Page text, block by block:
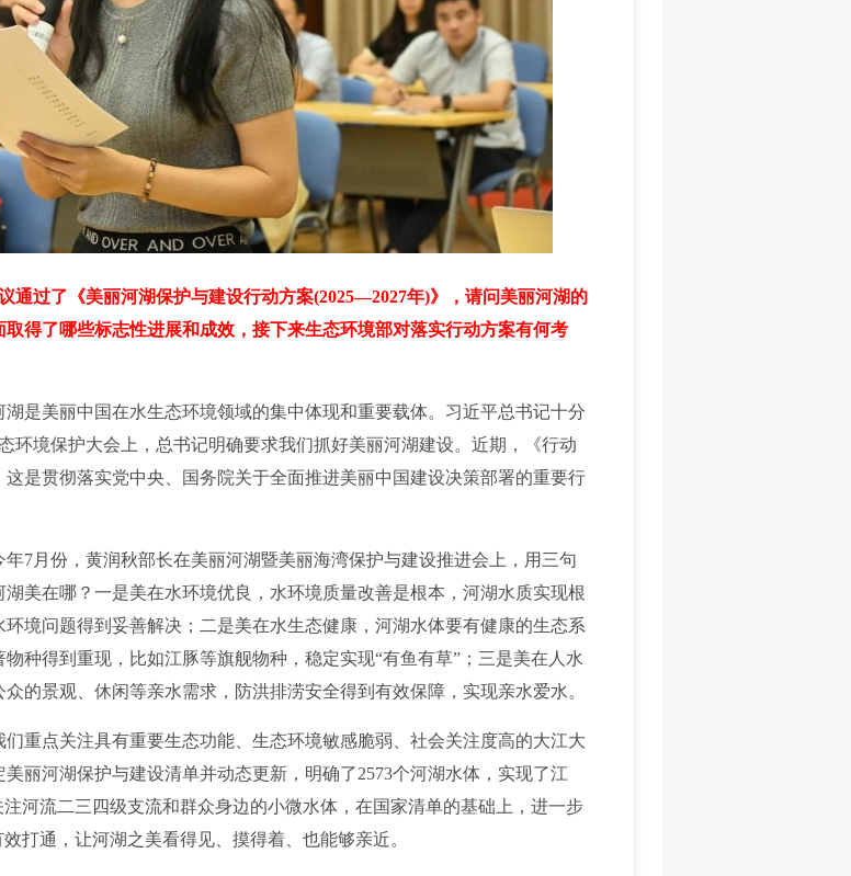
通过了《美丽河湖保护与建设行动方案(2025—2027年)》，请问美丽河湖的
得了哪些标志性进展和成效，接下来生态环境部对落实行动方案有何考
是美丽中国在水生态环境领域的集中体现和重要载体。习近平总书记十分
环境保护大会上，总书记明确要求我们抓好美丽河湖建设。近期，《行动
是贯彻落实党中央、国务院关于全面推进美丽中国建设决策部署的重要行
月份，黄润秋部长在美丽河湖暨美丽海湾保护与建设推进会上，用三句
美在哪？一是美在水环境优良，水环境质量改善是根本，河湖水质实现根
境问题得到妥善解决；二是美在水生态健康，河湖水体要有健康的生态系
种得到重现，比如江豚等旗舰物种，稳定实现“有鱼有草”；三是美在人水
的景观、休闲等亲水需求，防洪排涝安全得到有效保障，实现亲水爱水。
点关注具有重要生态功能、生态环境敏感脆弱、社会关注度高的大江大
丽河湖保护与建设清单并动态更新，明确了2573个河湖水体，实现了江
河流二三四级支流和群众身边的小微水体，在国家清单的基础上，进一步
打通，让河湖之美看得见、摸得着、也能够亲近。